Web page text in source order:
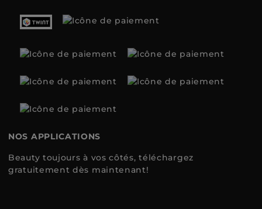
NOS APPLICATIONS
Beauty toujours à vos côtés, téléchargez
gratuitement dès maintenant!